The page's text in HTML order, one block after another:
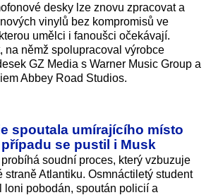
desky lze znovu zpracovat a
vinylů bez kompromisů ve
umělci i fanoušci očekávají.
na němž spolupracoval výrobce
GZ Media s Warner Music Group a
Abbey Road Studios.
spoutala umírajícího místo
se pustil i Musk
soudní proces, který vzbuzuje
straně Atlantiku. Osmnáctiletý student
loni pobodán, spoután policií a